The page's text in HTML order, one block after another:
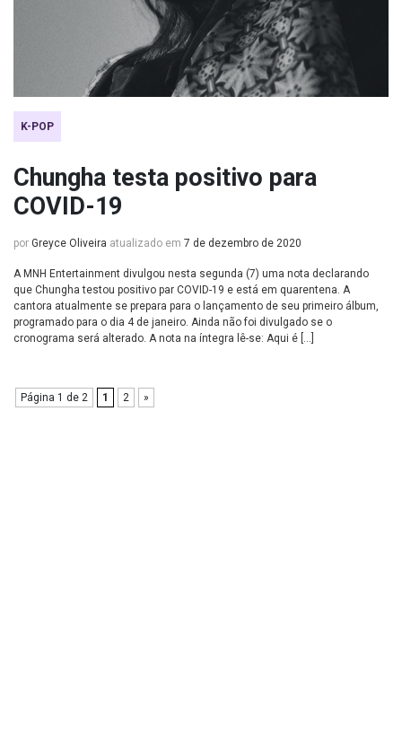
K-POP
Chungha testa positivo para
COVID-19
por Greyce Oliveira atualizado em 7 de dezembro de 2020
A MNH Entertainment divulgou nesta segunda (7) uma nota declarando
que Chungha testou positivo par COVID-19 e está em quarentena. A
cantora atualmente se prepara para o lançamento de seu primeiro álbum,
programado para o dia 4 de janeiro. Ainda não foi divulgado se o
cronograma será alterado. A nota na íntegra lê-se: Aqui é […]
Página 1 de 2 1 2 »